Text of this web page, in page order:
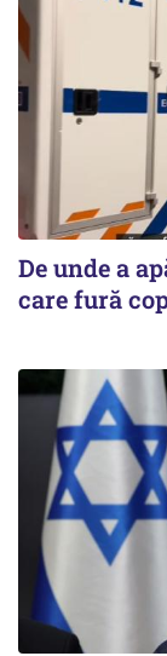
De unde a
care fură